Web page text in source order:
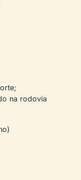
na rodovia